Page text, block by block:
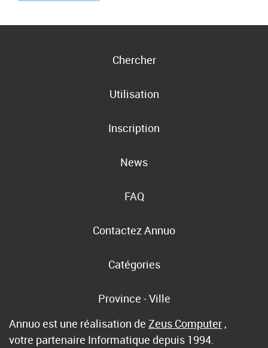
Chercher
Utilisation
Inscription
News
FAQ
Contactez Annuo
Catégories
Province - Ville
Annuo est une réalisation de Zeus Computer ,
votre partenaire Informatique depuis 1994.